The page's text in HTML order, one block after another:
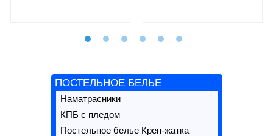
ПОСТЕЛЬНОЕ БЕЛЬЕ
Наматрасники
КПБ с пледом
Постельное белье Креп-жатка